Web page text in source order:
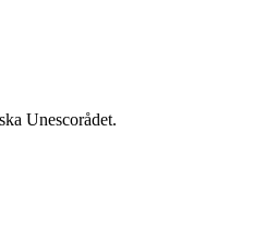
Unescorådet.